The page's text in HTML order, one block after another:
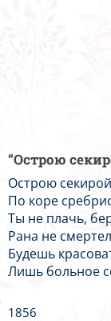
“Острою
Острою
По коре
Ты не плачь,
Рана не
Будешь
Лишь больное
1856